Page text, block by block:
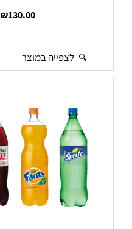
₪130.00
לצפייה במוצר